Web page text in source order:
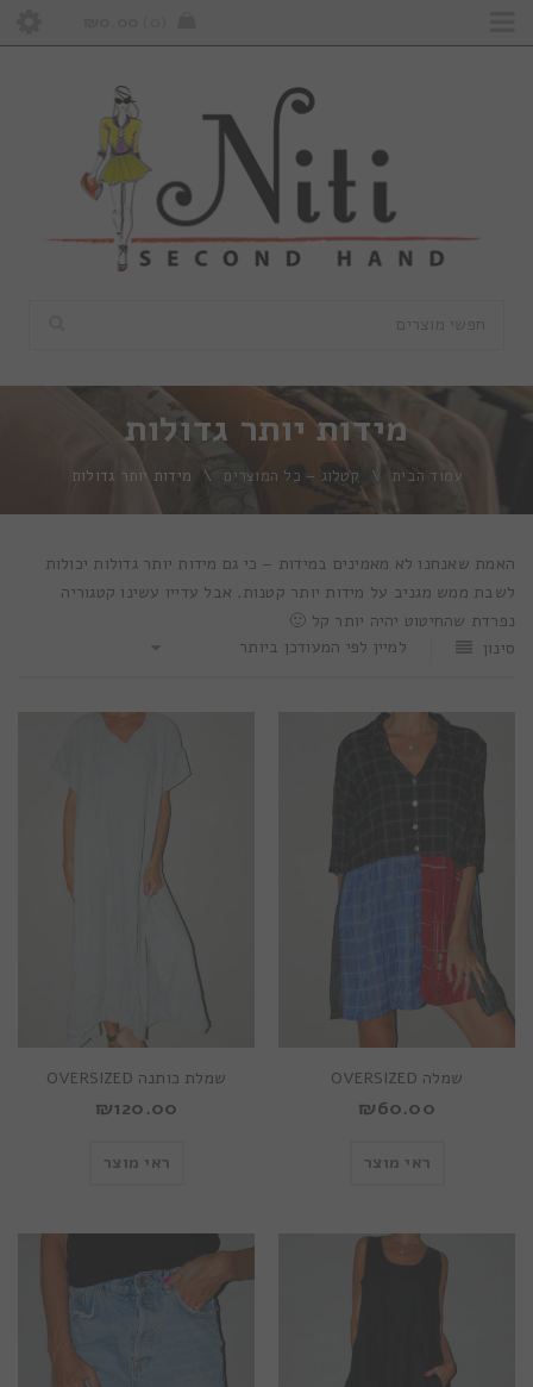
מידות יותר גדולות
עמוד הבית \ קטלוג – כל המוצרים \ מידות יותר גדולות
האמת שאנחנו לא מאמינים במידות – כי גם מידות יותר גדולות יכולות
לשבת ממש מגניב על מידות יותר קטנות. אבל עדייו עשינו קטגוריה
נפרדת שהחיטוט יהיה יותר קל 🙂
סינון
למיין לפי המעודכן ביותר
שמלה OVERSIZED
₪60.00
ראי מוצר
שמלת כותנה OVERSIZED
₪120.00
ראי מוצר